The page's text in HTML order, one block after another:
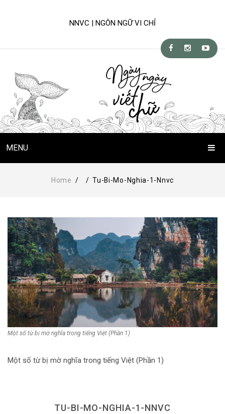
NNVC | NGÔN NGỮ VI CHỈ
MENU
Kỹ-nghệ viết
Dùng từ đặt câu
Cổ mỹ từ
Học từ dân gian
Ngòi bút người xưa
Người Việt với tiếng Việt
Học Viết Chữ
Sự Kiện Chữ
Home / / Tu-Bi-Mo-Nghia-1-Nnvc
Một số từ bị mờ nghĩa trong tiếng Việt (Phần 1)
Một số từ bị mờ nghĩa trong tiếng Việt (Phần 1)
TU-BI-MO-NGHIA-1-NNVC